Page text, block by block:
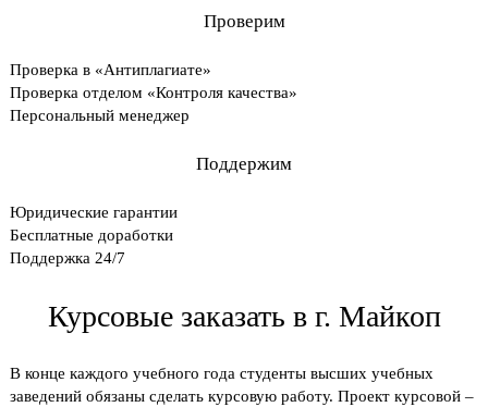
Проверим
Проверка в «Антиплагиате»
Проверка отделом «Контроля качества»
Персональный менеджер
Поддержим
Юридические гарантии
Бесплатные доработки
Поддержка 24/7
Курсовые заказать в г. Майкоп
В конце каждого учебного года студенты высших учебных
заведений обязаны сделать курсовую работу. Проект курсовой –